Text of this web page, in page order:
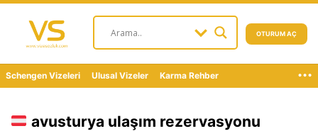
OTURUM AÇ
Schengen Vizeleri Ulusal Vizeler Karma Rehber ...
avusturya ulaşım rezervasyonu